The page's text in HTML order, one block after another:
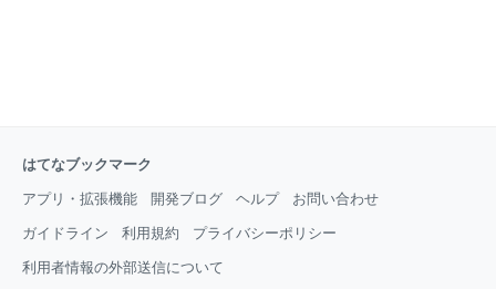
はてなブックマーク
アプリ・拡張機能 開発ブログ ヘルプ お問い合わせ
ガイドライン 利用規約 プライバシーポリシー
利用者情報の外部送信について